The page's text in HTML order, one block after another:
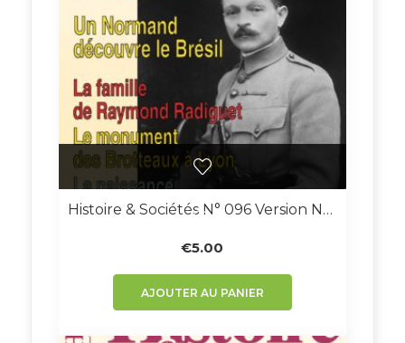
Histoire & Sociétés N° 096 Version Numérique
€5.00
AJOUTER AU PANIER